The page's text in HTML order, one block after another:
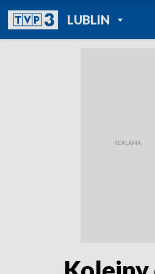
LUBLINPOWRÓT DO
TVP REGIONY